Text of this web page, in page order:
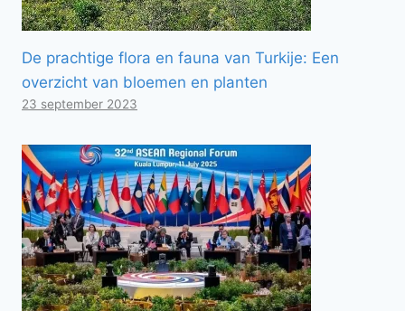
De prachtige flora en fauna van Turkije: Een
overzicht van bloemen en planten
23 september 2023